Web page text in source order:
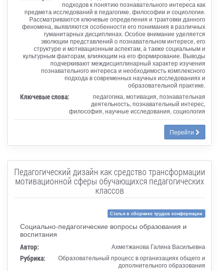
подходов к понятию познавательного интереса как
предмета исследований в педагогике, философии и социологии.
Рассматриваются ключевые определения и трактовки данного
феномена, выявляются особенности его понимания в различных
гуманитарных дисциплинах. Особое внимание уделяется
эволюции представлений о познавательном интересе, его
структуре и мотивационным аспектам, а также социальным и
культурным факторам, влияющим на его формирование. Выводы
подчеркивают междисциплинарный характер изучения
познавательного интереса и необходимость комплексного
подхода в современных научных исследованиях и
образовательной практике.
Ключевые слова:
педагогика, мотивация, познавательная
деятельность, познавательный интерес,
философия, научные исследования, социология
Перейти
Педагогический дизайн как средство трансформации
мотивационной сферы обучающихся педагогических
классов
Статья в сборнике трудов конференции
Социально-педагогические вопросы образования и
воспитания
Автор: Ахметжанова Галина Васильевна
Рубрика:
Образовательный процесс в организациях общего и
дополнительного образования